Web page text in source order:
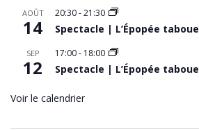
AOÛT
14
20:30-21:30
Spectacle | L’Épopée taboue
SEP
12
17:00- 18:00
Spectacle | L’Épopée taboue
Voir le calendrier